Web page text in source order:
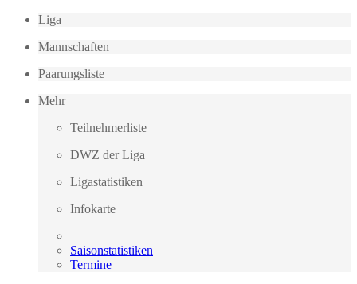
Liga
Mannschaften
Paarungsliste
Mehr
Teilnehmerliste
DWZ der Liga
Ligastatistiken
Infokarte
Saisonstatistiken
Termine